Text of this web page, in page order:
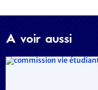
A voir aussi